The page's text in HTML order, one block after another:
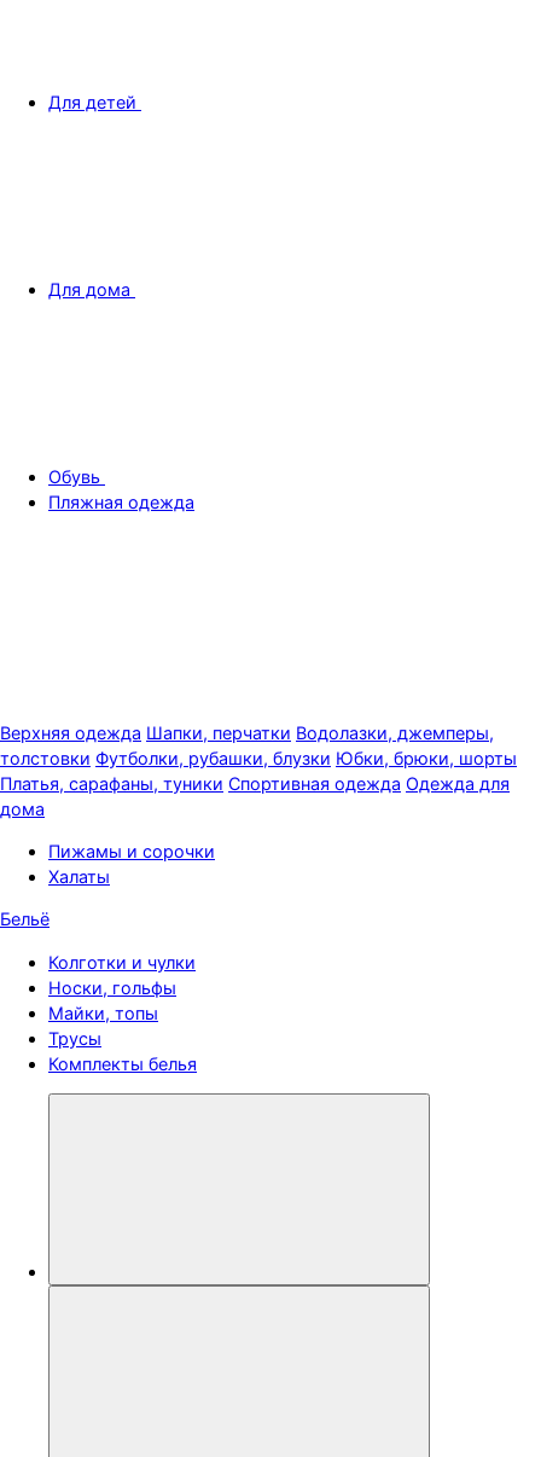
Для детей
Для дома
Обувь
Пляжная одежда
Верхняя одежда Шапки, перчатки Водолазки, джемперы,
толстовки Футболки, рубашки, блузки Юбки, брюки, шорты
Платья, сарафаны, туники Спортивная одежда Одежда для
дома
Пижамы и сорочки
Халаты
Бельё
Колготки и чулки
Носки, гольфы
Майки, топы
Трусы
Комплекты белья